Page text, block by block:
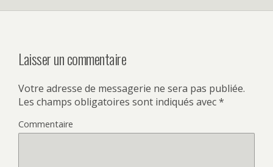
Laisser un commentaire
Votre adresse de messagerie ne sera pas publiée.
Les champs obligatoires sont indiqués avec*
Commentaire